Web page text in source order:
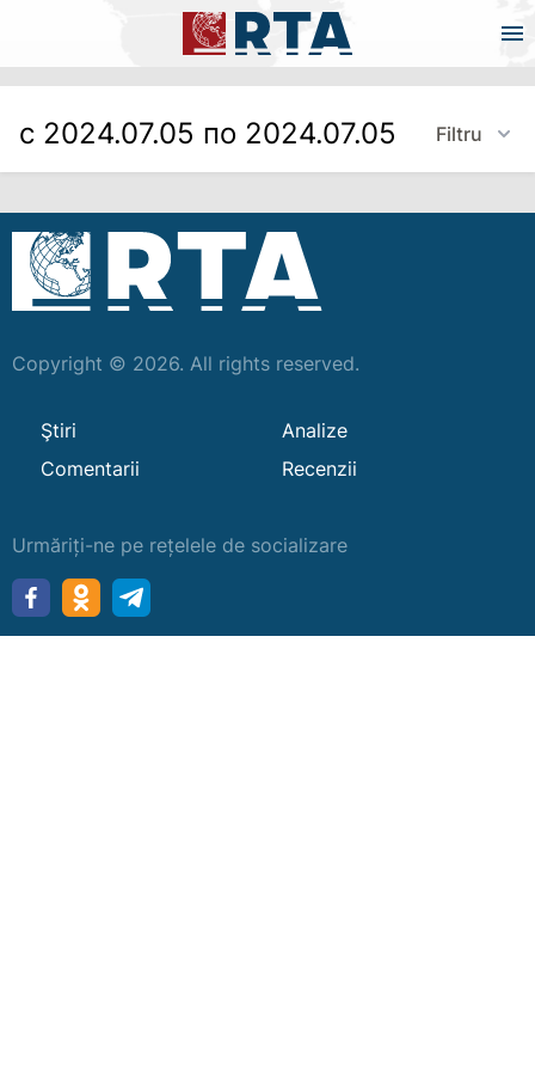
с 2024.07.05 по 2024.07.05 Filtru
Copyright © 2026. All rights reserved.
Ştiri
Analize
Comentarii
Recenzii
Urmăriți-ne pe rețelele de socializare